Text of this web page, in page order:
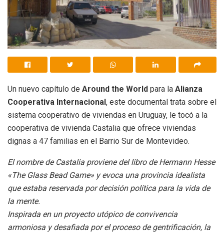
Un nuevo capítulo de Around the World para la Alianza
Cooperativa Internacional , este documental trata sobre el
sistema cooperativo de viviendas en Uruguay, le tocó a la
cooperativa de vivienda Castalia que ofrece viviendas
dignas a 47 familias en el Barrio Sur de Montevideo.
El nombre de Castalia proviene del libro de Hermann Hesse
«The Glass Bead Game» y evoca una provincia idealista
que estaba reservada por decisión política para la vida de
la mente.
Inspirada en un proyecto utópico de convivencia
armoniosa y desafiada por el proceso de gentrificación, la